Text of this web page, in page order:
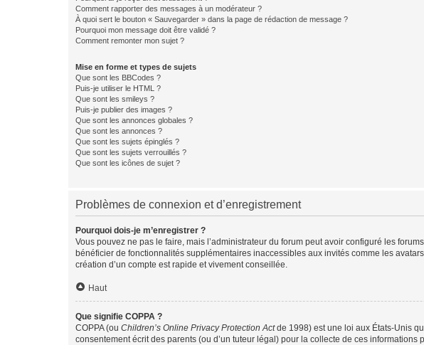
Comment rapporter des messages à un modérateur ?
À quoi sert le bouton « Sauvegarder » dans la page de rédaction de message ?
Pourquoi mon message doit être validé ?
Comment remonter mon sujet ?
Mise en forme et types de sujets
Que sont les BBCodes ?
Puis-je utiliser le HTML ?
Que sont les smileys ?
Puis-je publier des images ?
Que sont les annonces globales ?
Que sont les annonces ?
Que sont les sujets épinglés ?
Que sont les sujets verrouillés ?
Que sont les icônes de sujet ?
Problèmes de connexion et d’enregistrement
Pourquoi dois-je m’enregistrer ?
Vous pouvez ne pas le faire, mais l’administrateur du forum peut avoir configuré les
bénéficier de fonctionnalités supplémentaires inaccessibles aux invités comme les
création d’un compte est rapide et vivement conseillée.
Haut
Que signifie COPPA ?
COPPA (ou Children’s Online Privacy Protection Actde 1998) est une loi aux États-Unis
consentement écrit des parents (ou d’un tuteur légal) pour la collecte de ces